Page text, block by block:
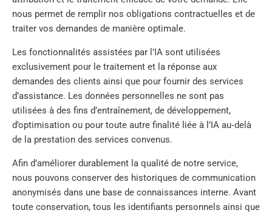
nous permet de remplir nos obligations contractuelles et de
traiter vos demandes de manière optimale.
Les fonctionnalités assistées par l’IA sont utilisées
exclusivement pour le traitement et la réponse aux
demandes des clients ainsi que pour fournir des services
d’assistance. Les données personnelles ne sont pas
utilisées à des fins d’entraînement, de développement,
d’optimisation ou pour toute autre finalité liée à l’IA au‑delà
de la prestation des services convenus.
Afin d’améliorer durablement la qualité de notre service,
nous pouvons conserver des historiques de communication
anonymisés dans une base de connaissances interne. Avant
toute conservation, tous les identifiants personnels ainsi que